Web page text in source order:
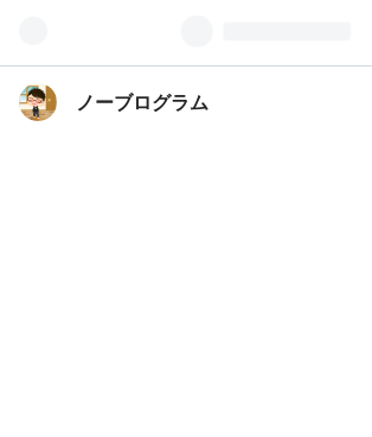
ノーブログラム